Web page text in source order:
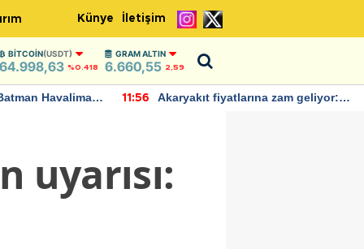
Künye İletişim
BITCOIN(USDT)
64.998,63 %0.418
GRAM ALTIN
6.660,55 2,59
Havalimanı
11:56
Akaryakıt fiyatlarına zam geliyor:
uyarısı: